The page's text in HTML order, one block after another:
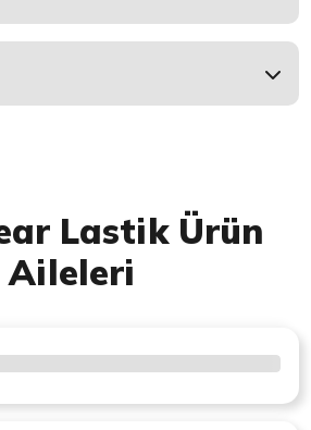
Lastik Ürün
Aileleri